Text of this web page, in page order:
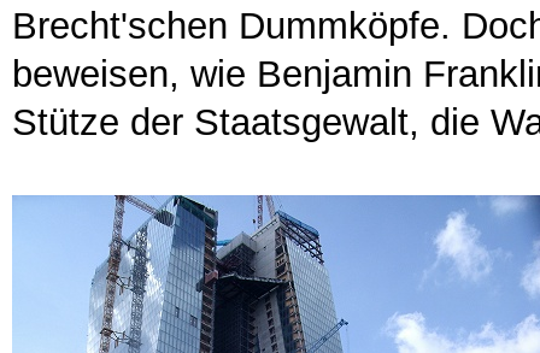
Brecht'schen Dummköpfe.
beweisen, wie Benjamin
Stütze der Staatsgewalt, die